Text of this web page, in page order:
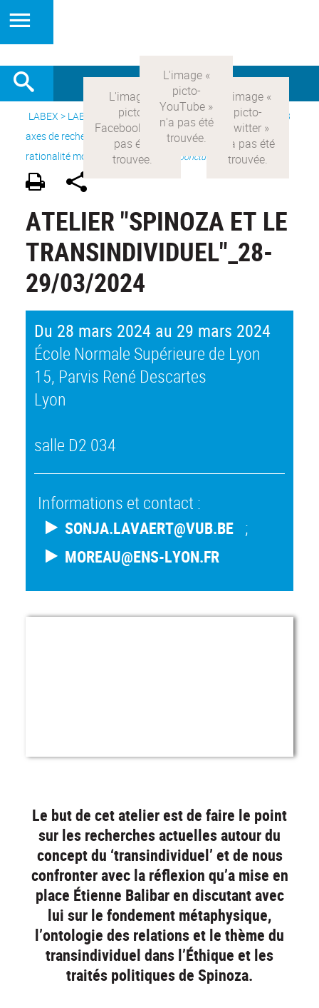
LABEX > LABEX COMOD> Version française > Recherche >
3
axes de recherche>Axe 1 : la constitution réelle de la
rationalité moderne et ses>Projets ponctuels
ATELIER "SPINOZA ET LE
TRANSINDIVIDUEL"_28-
29/03/2024
Du 28 mars 2024 au 29 mars 2024
École Normale Supérieure de Lyon
15, Parvis René Descartes
Lyon
salle D2 034
Informations et contact :
SONJA.LAVAERT@VUB.BE ;
MOREAU@ENS-LYON.FR
Le but de cet atelier est de faire le point
sur les recherches actuelles autour du
concept du ‘transindividuel’ et de nous
confronter avec la réflexion qu’a mise en
place Étienne Balibar en discutant avec
lui sur le fondement métaphysique,
l’ontologie des relations et le thème du
transindividuel dans l’Éthique et les
traités politiques de Spinoza.